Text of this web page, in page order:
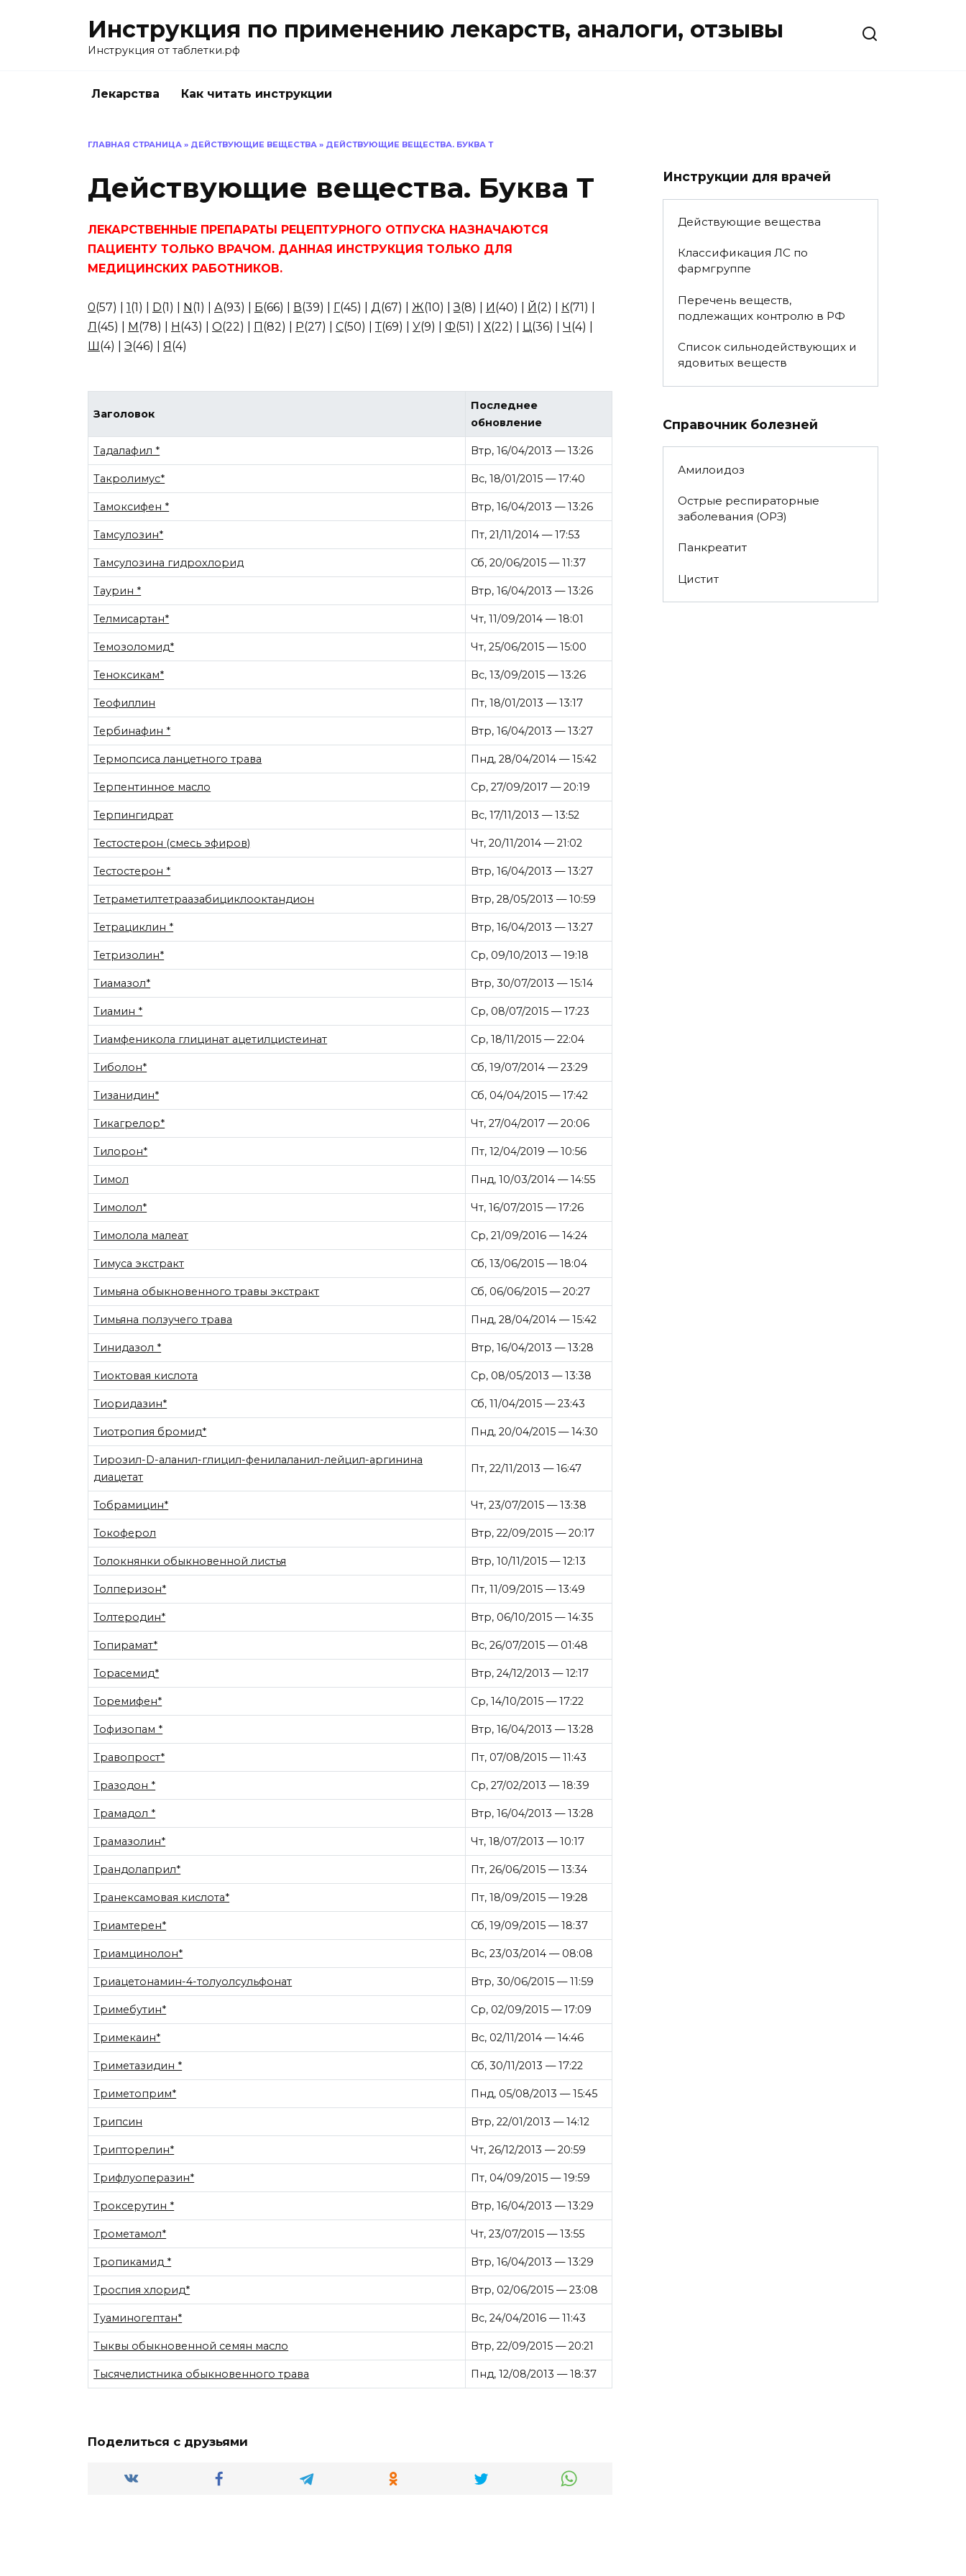
Инструкция по применению лекарств, аналоги, отзывы
Инструкция от таблетки.рф
Лекарства Как читать инструкции
ГЛАВНАЯ СТРАНИЦА » ДЕЙСТВУЮЩИЕ ВЕЩЕСТВА » ДЕЙСТВУЮЩИЕ ВЕЩЕСТВА. БУКВА Т
Действующие вещества. Буква Т
ЛЕКАРСТВЕННЫЕ ПРЕПАРАТЫ РЕЦЕПТУРНОГО ОТПУСКА НАЗНАЧАЮТСЯ
ПАЦИЕНТУ ТОЛЬКО ВРАЧОМ. ДАННАЯ ИНСТРУКЦИЯ ТОЛЬКО ДЛЯ
МЕДИЦИНСКИХ РАБОТНИКОВ.
0(57) 1 (1) D(1) N (1) А(93) Б(66) В(39) Г(45) Д(67) Ж(10) |З(8) И (40) Й (2) К(71)
Л (45) М (78) Н (43) О(22) П (82) Р(27) С(50) |Т(69) У(9) Ф(51) Х(22) Ц(36) Ч (4)
Ш (4) Э(46) Я (4)
Заголовок
Последнее
обновление
Тадалафил * Втр, 16/04/2013 — 13:26
Такролимус* Вс, 18/01/2015 — 17:40
Тамоксифен * Втр, 16/04/2013 — 13:26
Тамсулозин* Пт, 21/11/2014 — 17:53
Тамсулозина гидрохлорид Сб, 20/06/2015 — 11:37
Таурин * Втр, 16/04/2013 — 13:26
Телмисартан* Чт, 11/09/2014 — 18:01
Темозоломид* Чт, 25/06/2015 — 15:00
Теноксикам* Вс, 13/09/2015 — 13:26
Теофиллин Пт, 18/01/2013 — 13:17
Тербинафин * Втр, 16/04/2013 — 13:27
Термопсиса ланцетного трава Пнд, 28/04/2014 — 15:42
Терпентинное масло Ср, 27/09/2017 — 20:19
Терпингидрат Вс, 17/11/2013 — 13:52
Тестостерон (смесь эфиров) Чт, 20/11/2014 — 21:02
Тестостерон * Втр, 16/04/2013 — 13:27
Тетраметилтетраазабициклооктандион Втр, 28/05/2013 — 10:59
Тетрациклин * Втр, 16/04/2013 — 13:27
Тетризолин* Ср, 09/10/2013 — 19:18
Тиамазол* Втр, 30/07/2013 — 15:14
Тиамин * Ср, 08/07/2015 — 17:23
Тиамфеникола глицинат ацетилцистеинат Ср, 18/11/2015 — 22:04
Тиболон* Сб, 19/07/2014 — 23:29
Тизанидин* Сб, 04/04/2015 — 17:42
Тикагрелор* Чт, 27/04/2017 — 20:06
Тилорон* Пт, 12/04/2019 — 10:56
Тимол Пнд, 10/03/2014 — 14:55
Тимолол* Чт, 16/07/2015 — 17:26
Тимолола малеат Ср, 21/09/2016 — 14:24
Тимуса экстракт Сб, 13/06/2015 — 18:04
Тимьяна обыкновенного травы экстракт Сб, 06/06/2015 — 20:27
Тимьяна ползучего трава Пнд, 28/04/2014 — 15:42
Тинидазол * Втр, 16/04/2013 — 13:28
Тиоктовая кислота Ср, 08/05/2013 — 13:38
Тиоридазин* Сб, 11/04/2015 — 23:43
Тиотропия бромид* Пнд, 20/04/2015 — 14:30
Тирозил-D-аланил-глицил-фенилаланил-лейцил-аргинина
диацетат
Пт, 22/11/2013 — 16:47
Тобрамицин* Чт, 23/07/2015 — 13:38
Токоферол Втр, 22/09/2015 — 20:17
Толокнянки обыкновенной листья Втр, 10/11/2015 — 12:13
Толперизон* Пт, 11/09/2015 — 13:49
Толтеродин* Втр, 06/10/2015 — 14:35
Топирамат* Вс, 26/07/2015 — 01:48
Торасемид* Втр, 24/12/2013 — 12:17
Торемифен* Ср, 14/10/2015 — 17:22
Тофизопам * Втр, 16/04/2013 — 13:28
Травопрост* Пт, 07/08/2015 — 11:43
Тразодон * Ср, 27/02/2013 — 18:39
Трамадол * Втр, 16/04/2013 — 13:28
Трамазолин* Чт, 18/07/2013 — 10:17
Трандолаприл* Пт, 26/06/2015 — 13:34
Транексамовая кислота* Пт, 18/09/2015 — 19:28
Триамтерен* Сб, 19/09/2015 — 18:37
Триамцинолон* Вс, 23/03/2014 — 08:08
Триацетонамин-4-толуолсульфонат Втр, 30/06/2015 — 11:59
Тримебутин* Ср, 02/09/2015 — 17:09
Тримекаин* Вс, 02/11/2014 — 14:46
Триметазидин * Сб, 30/11/2013 — 17:22
Триметоприм* Пнд, 05/08/2013 — 15:45
Трипсин Втр, 22/01/2013 — 14:12
Трипторелин* Чт, 26/12/2013 — 20:59
Трифлуоперазин* Пт, 04/09/2015 — 19:59
Троксерутин * Втр, 16/04/2013 — 13:29
Трометамол* Чт, 23/07/2015 — 13:55
Тропикамид * Втр, 16/04/2013 — 13:29
Троспия хлорид* Втр, 02/06/2015 — 23:08
Туаминогептан* Вс, 24/04/2016 — 11:43
Тыквы обыкновенной семян масло Втр, 22/09/2015 — 20:21
Тысячелистника обыкновенного трава Пнд, 12/08/2013 — 18:37
Поделиться с друзьями
Инструкции для врачей
Действующие вещества
Классификация ЛС по
фармгруппе
Перечень веществ,
подлежащих контролю в РФ
Список сильнодействующих и
ядовитых веществ
Справочник болезней
Амилоидоз
Острые респираторные
заболевания (ОРЗ)
Панкреатит
Цистит